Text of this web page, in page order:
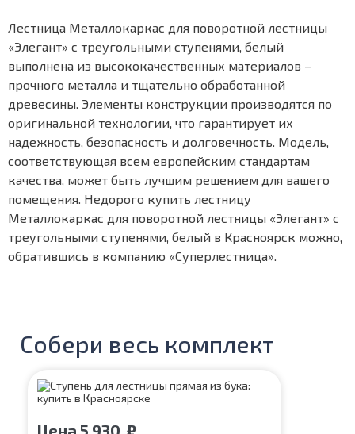
Лестница Металлокаркас для поворотной лестницы
«Элегант» с треугольными ступенями, белый
выполнена из высококачественных материалов –
прочного металла и тщательно обработанной
древесины. Элементы конструкции производятся по
оригинальной технологии, что гарантирует их
надежность, безопасность и долговечность. Модель,
соответствующая всем европейским стандартам
качества, может быть лучшим решением для вашего
помещения. Недорого купить лестницу
Металлокаркас для поворотной лестницы «Элегант» с
треугольными ступенями, белый в Красноярск можно,
обратившись в компанию «Суперлестница».
Собери весь комплект
Цена 5 930 ₽